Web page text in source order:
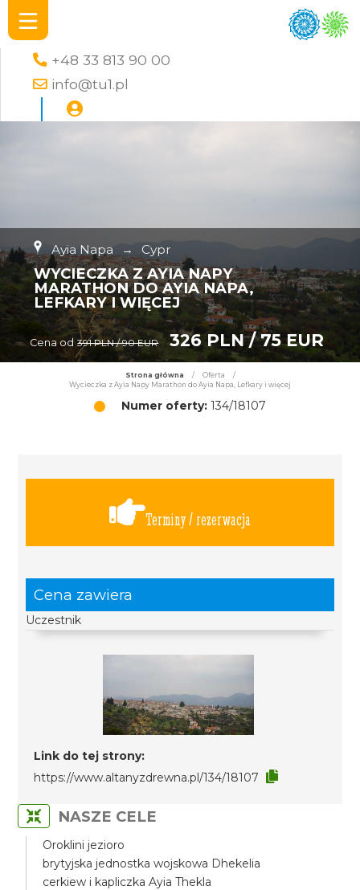
+48 33 813 90 00
info@tu1.pl
Ayia Napa → Cypr
WYCIECZKA Z AYIA NAPY
MARATHON DO AYIA NAPA,
LEFKARY I WIĘCEJ
Cena od 391 PLN / 90 EUR 326 PLN / 75 EUR
Strona główna / Oferta
/
Wycieczka z Ayia Napy Marathon do Ayia Napa, Lefkary i więcej
Numer oferty: 134/18107
Terminy / rezerwacja
Cena zawiera
Uczestnik
Link do tej strony:
https://www.altanyzdrewna.pl/134/18107
NASZE CELE
Oroklini jezioro
brytyjska jednostka wojskowa Dhekelia
cerkiew i kapliczka Ayia Thekla